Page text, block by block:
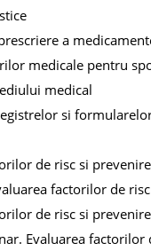
a
medicale pentru
medical
si
de risc si
factorilor de
de risc si
Evaluarea factorilor